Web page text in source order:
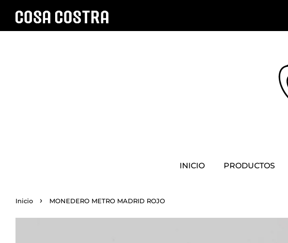
INICIO PRODUCTOS
Inicio › MONEDERO METRO MADRID ROJO